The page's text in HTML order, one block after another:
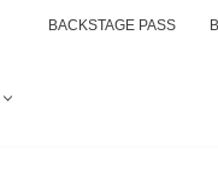
BACKSTAGE PASS